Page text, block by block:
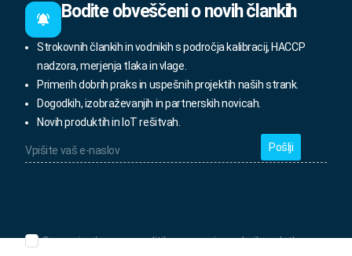
Bodite obveščeni o novih člankih
Strokovnih člankih in vodnikih s področja kalibracij, HACCP
nadzora, merjenja tlaka in vlage.
Primerih dobrih praks in uspešnih projektih naših strank.
Dogodkih, izobraževanjih in partnerskih novicah.
Novih produktih in IoT rešitvah.
vaš
e-
Seznanjen/-
Seznanjen/-a sem s politiko varovanja osebnih podatkov.